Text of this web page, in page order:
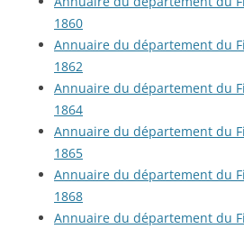
1860
Annuaire du département du
1862
Annuaire du département du
1864
Annuaire du département du
1865
Annuaire du département du
1868
Annuaire du département du